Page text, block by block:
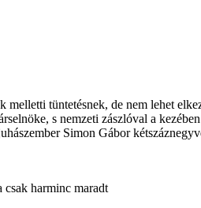
tüntetésnek, de nem lehet
s nemzeti zászlóval a
Simon Gábor
csak harminc maradt